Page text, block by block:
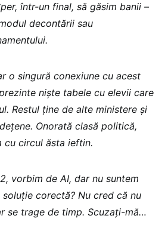
într-un final, să găsim banii –
decontării sau
o singură conexiune cu acest
niște tabele cu elevii care
Restul ține de alte ministere și
Onorată clasă politică,
cu circul ăsta ieftin.
vorbim de AI, dar nu suntem
corectă? Nu cred că nu
se trage de timp. Scuzați-mă…